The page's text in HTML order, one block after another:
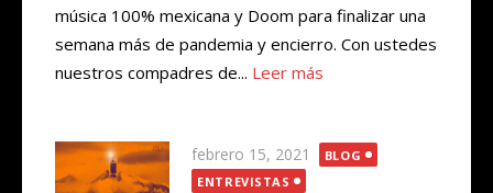
música 100% mexicana y Doom para finalizar una
semana más de pandemia y encierro. Con ustedes
nuestros compadres de... Leer más
Publicada
el
febrero 15, 2021
BLOG
ENTREVISTAS